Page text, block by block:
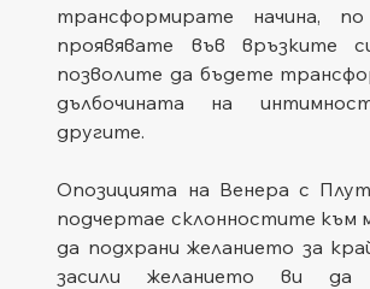
трансформирате начина,
проявявате във връзките
позволите да бъдете
дълбочината на
другите.
Опозицията на Венера с
подчертае склонностите към
да подхрани желанието за
засили желанието ви да